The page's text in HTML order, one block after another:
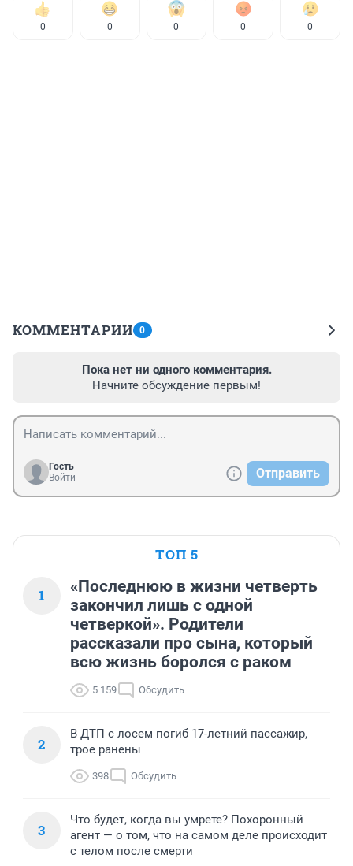
0 0 0 0 0
КОММЕНТАРИИ 0
Пока нет ни одного комментария.
Начните обсуждение первым!
Гость
Войти
Отправить
ТОП 5
1
«Последнюю в жизни четверть
закончил лишь с одной
четверкой». Родители
рассказали про сына, который
всю жизнь боролся с раком
5 159 Обсудить
2
В ДТП с лосем погиб 17-летний пассажир,
трое ранены
398 Обсудить
3
Что будет, когда вы умрете? Похоронный
агент — о том, что на самом деле происходит
с телом после смерти